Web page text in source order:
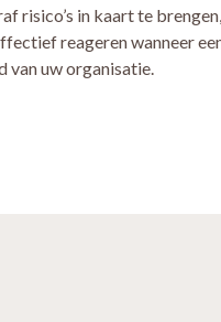
risico’s in kaart te
reageren wanneer
van uw organisatie.